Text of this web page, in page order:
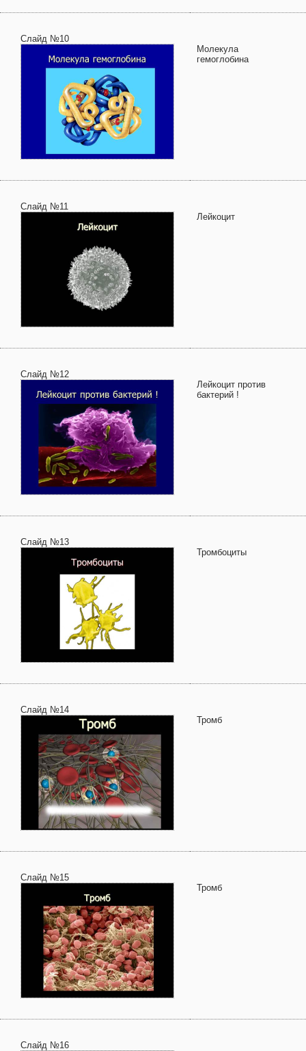
Слайд №10
Молекула
гемоглобина
Слайд №11
Лейкоцит
Слайд №12
Лейкоцит против
бактерий !
Слайд №13
Тромбоциты
Слайд №14
Тромб
Слайд №15
Тромб
Слайд №16